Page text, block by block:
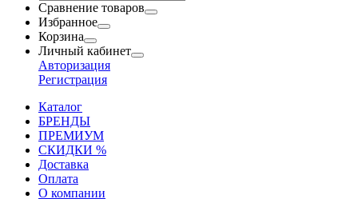
Сравнение товаров
Избранное
Корзина
Личный кабинет
Авторизация
Регистрация
Каталог
БРЕНДЫ
ПРЕМИУМ
СКИДКИ %
Доставка
Оплата
О компании